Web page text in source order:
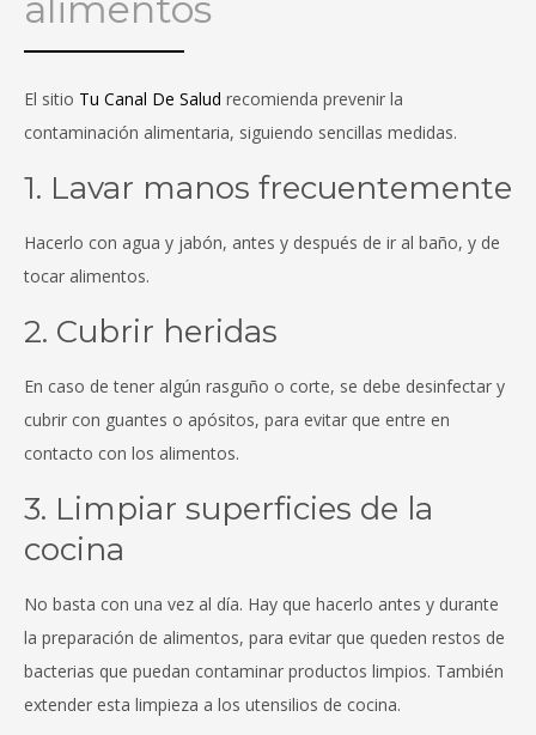
El sitio Tu Canal De Salud recomienda prevenir la
contaminación alimentaria, siguiendo sencillas medidas.
1. Lavar manos frecuentemente
Hacerlo con agua y jabón, antes y después de ir al baño, y de
tocar alimentos.
2. Cubrir heridas
En caso de tener algún rasguño o corte, se debe desinfectar y
cubrir con guantes o apósitos, para evitar que entre en
contacto con los alimentos.
3. Limpiar superficies de la
cocina
No basta con una vez al día. Hay que hacerlo antes y durante
la preparación de alimentos, para evitar que queden restos de
bacterias que puedan contaminar productos limpios. También
extender esta limpieza a los utensilios de cocina.